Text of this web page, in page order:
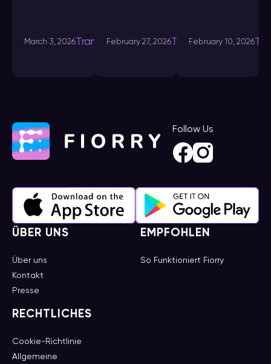
March 3, 2026Transdating-February 27, 2026Transdating-
February 10, 2026
Follow Us
ÜBER UNS
Über uns
Kontakt
Presse
EMPFOHLEN
So Funktioniert Fiorry
RECHTLICHES
Cookie-Richtlinie
Allgemeine